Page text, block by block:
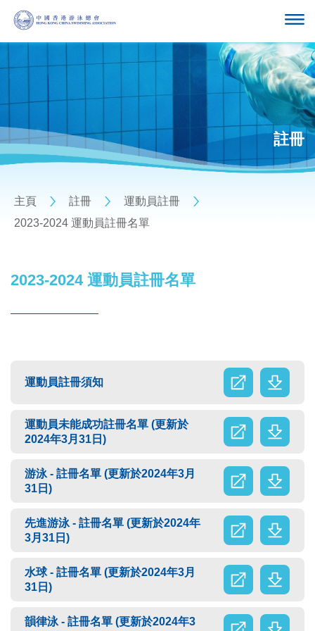
註冊
主頁 註冊
運動員註冊
2023-2024 運動員註冊名單
2023-2024 運動員註冊名單
運動員註冊須知
運動員未能成功註冊名單 (更新於
2024年3月31日)
游泳 - 註冊名單 (更新於2024年3月
31日)
先進游泳 - 註冊名單 (更新於2024年
3月31日)
水球 - 註冊名單 (更新於2024年3月
31日)
韻律泳 - 註冊名單 (更新於2024年3